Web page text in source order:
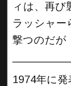
ィは、再び
ラッシャー
撃つのだが
1974年に発